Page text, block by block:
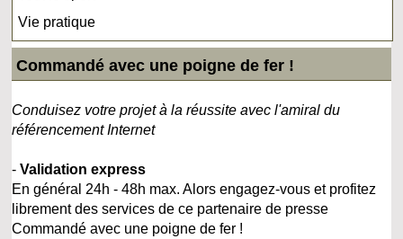
Vie pratique
Commandé avec une poigne de fer !
Conduisez votre projet à la réussite avec l'amiral du
référencement Internet
-Validation express
En général 24h - 48h max. Alors engagez-vous et profitez
librement des services de ce partenaire de presse
Commandé avec une poigne de fer !